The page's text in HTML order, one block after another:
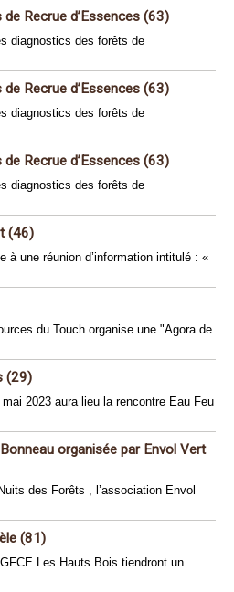
Recrue d’Essences (63)
diagnostics des forêts de
Recrue d’Essences (63)
diagnostics des forêts de
Recrue d’Essences (63)
diagnostics des forêts de
(46)
à une réunion d’information intitulé : «
du Touch organise une "Agora de
(29)
2023 aura lieu la rencontre Eau Feu
organisée par Envol Vert
des Forêts , l’association Envol
(81)
Les Hauts Bois tiendront un